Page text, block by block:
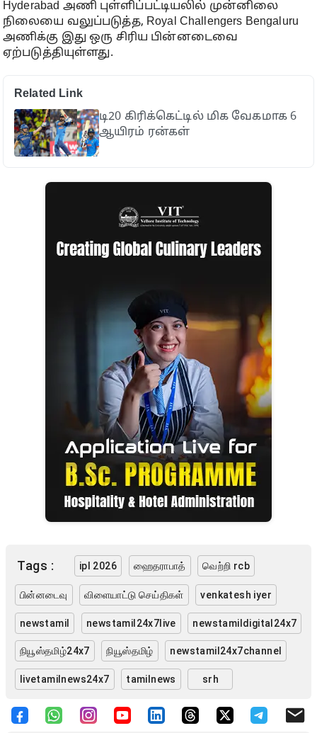
Hyderabad அணி புள்ளிப்பட்டியலில் முன்னிலை
நிலையை வலுப்படுத்த, Royal Challengers Bengaluru
அணிக்கு இது ஒரு சிரிய பின்னடைவை
ஏற்படுத்தியுள்ளது.
Related Link
டி20 கிரிக்கெட்டில் மிக வேகமாக 6
ஆயிரம் ரன்கள்
Tags : ipl 2026 ஹைதராபாத் வெற்றி rcb
பின்னடைவு விளையாட்டு செய்திகள் venkatesh iyer
newstamil newstamil24x7live newstamildigital24x7
நியூஸ்தமிழ்24x7 நியூஸ்தமிழ் newstamil24x7channel
livetamilnews24x7 tamilnews srh